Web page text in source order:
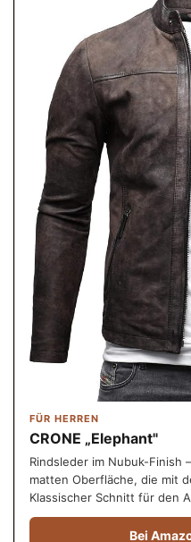
FÜR HERREN
CRONE „Elephant"
Rindsleder im Nubuk-Finish
matten Oberfläche, die mit
Klassischer Schnitt für den
Bei